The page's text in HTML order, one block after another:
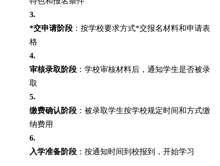
3.
*交申请阶段 ：按学校要求方式*交报名材料和申请表
格
4.
审核录取阶段 ：学校审核材料后，通知学生是否被录
取
5.
缴费确认阶段 ：被录取学生按学校规定时间和方式缴
纳费用
6.
入学准备阶段 ：按通知时间到校报到，开始学习